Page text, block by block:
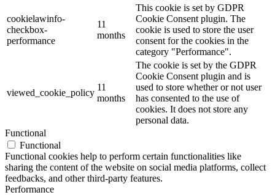
cookielawinfo-
checkbox-
performance
11
months
This cookie is set by GDPR
Cookie Consent plugin. The
cookie is used to store the user
consent for the cookies in the
category "Performance".
viewed_cookie_policy
11
months
The cookie is set by the GDPR
Cookie Consent plugin and is
used to store whether or not user
has consented to the use of
cookies. It does not store any
personal data.
Functional
Functional
Functional cookies help to perform certain functionalities like
sharing the content of the website on social media platforms, collect
feedbacks, and other third-party features.
Performance